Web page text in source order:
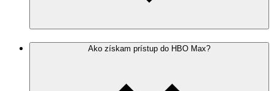
Ako získam prístup do HBO Max?